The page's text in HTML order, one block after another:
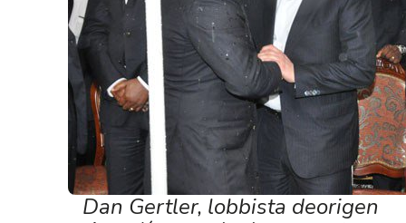
Dan Gertler, lobbista deorigen